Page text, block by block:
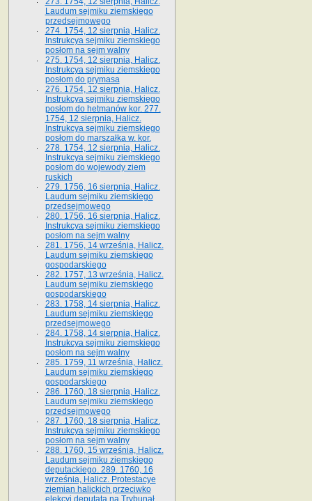
Laudum sejmiku ziemskiego
przedsejmowego
274. 1754, 12 sierpnia, Halicz.
Instrukcya sejmiku ziemskiego
posłom na sejm walny
275. 1754, 12 sierpnia, Halicz.
Instrukcya sejmiku ziemskiego
posłom do prymasa
276. 1754, 12 sierpnia, Halicz.
Instrukcya sejmiku ziemskiego
posłom do hetmanów kor. 277.
1754, 12 sierpnia, Halicz.
Instrukcya sejmiku ziemskiego
posłom do marszałka w. kor.
278. 1754, 12 sierpnia, Halicz.
Instrukcya sejmiku ziemskiego
posłom do wojewody ziem
ruskich
279. 1756, 16 sierpnia, Halicz.
Laudum sejmiku ziemskiego
przedsejmowego
280. 1756, 16 sierpnia, Halicz.
Instrukcya sejmiku ziemskiego
posłom na sejm walny
281. 1756, 14 września, Halicz.
Laudum sejmiku ziemskiego
gospodarskiego
282. 1757, 13 września, Halicz.
Laudum sejmiku ziemskiego
gospodarskiego
283. 1758, 14 sierpnia, Halicz.
Laudum sejmiku ziemskiego
przedsejmowego
284. 1758, 14 sierpnia, Halicz.
Instrukcya sejmiku ziemskiego
posłom na sejm walny
285. 1759, 11 września, Halicz.
Laudum sejmiku ziemskiego
gospodarskiego
286. 1760, 18 sierpnia, Halicz.
Laudum sejmiku ziemskiego
przedsejmowego
287. 1760, 18 sierpnia, Halicz.
Instrukcya sejmiku ziemskiego
posłom na sejm walny
288. 1760, 15 września, Halicz.
Laudum sejmiku ziemskiego
deputackiego. 289. 1760, 16
września, Halicz. Protestacye
ziemian halickich przeciwko
elekcyi deputata na Trybunał